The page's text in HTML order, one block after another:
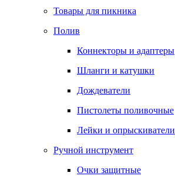
Товары для пикника
Полив
Коннекторы и адаптеры
Шланги и катушки
Дождеватели
Пистолеты поливочные
Лейки и опрыскиватели
Ручной инструмент
Очки защитные